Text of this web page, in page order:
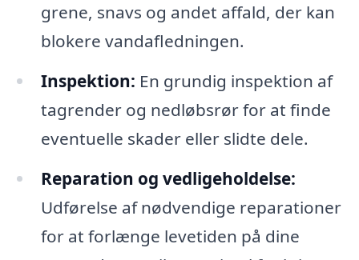
grene, snavs og andet affald, der kan
blokere vandafledningen.
Inspektion: En grundig inspektion af
tagrender og nedløbsrør for at finde
eventuelle skader eller slidte dele.
Reparation og vedligeholdelse:
Udførelse af nødvendige reparationer
for at forlænge levetiden på dine